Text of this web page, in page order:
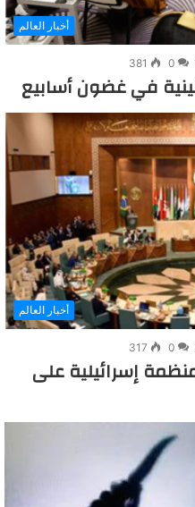
أخبار العالم
0
381
في غضون أسابيع
أخبار العالم
0
317
العربية تضع 60 منظمة إسرائيلية على